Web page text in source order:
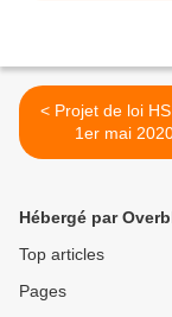
< Projet de loi HS 6666 du
1er mai
financement
Hébergé par
Top articles
Pages